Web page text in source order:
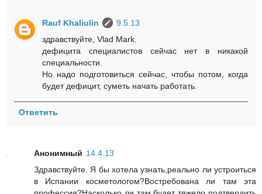
Rauf Khaliulin
9.5.13
здравствуйте, Vlad Mark.
дефицита специалистов сейчас нет в никакой
специальности.
Но надо подготовиться сейчас, чтобы потом, когда
будет дефицит, суметь начать работать.
Ответить
Анонимный 14.4.13
Здравствуйте. Я бы хотела узнать,реально ли устроиться
в Испании косметологом?Востребована ли там эта